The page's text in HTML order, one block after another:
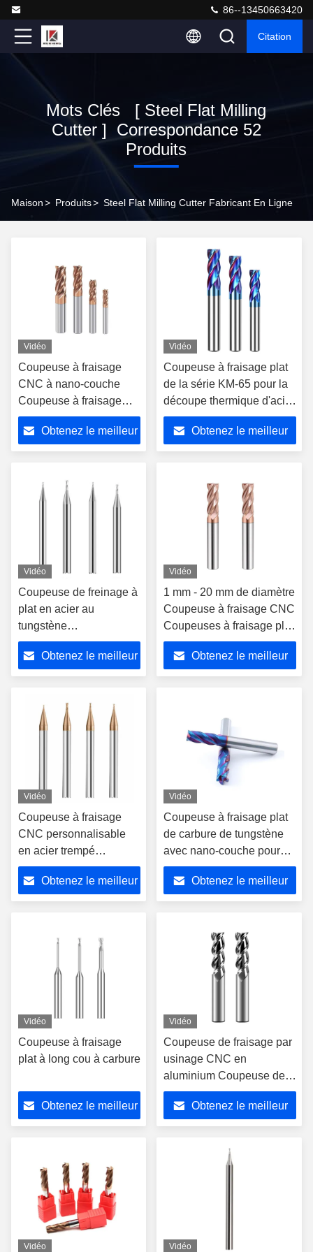
86--13450663420
Citation
Mots Clés [ Steel Flat Milling
Cutter ] Correspondance 52
Produits
Maison> Produits> Steel Flat Milling Cutter Fabricant En Ligne
Vidéo
Coupeuse à fraisage
CNC à nano-couche
Coupeuse à fraisage
plat en acier tungstène
pour alliage d'aluminium
Obtenez le meilleur
Vidéo
Coupeuse à fraisage plat
de la série KM-65 pour la
découpe thermique d'acier
avec nano-couche
Obtenez le meilleur
Vidéo
Coupeuse de freinage à
plat en acier au
tungstène
personnalisable de la
série N600 à micro
diamètre
Obtenez le meilleur
Vidéo
1 mm - 20 mm de diamètre
Coupeuse à fraisage CNC
Coupeuses à fraisage plat
au carbure de tungstène
Obtenez le meilleur
Vidéo
Coupeuse à fraisage
CNC personnalisable
en acier trempé
Coupeuse à fraisage à
carbureObtenez le meilleur
Vidéo
Coupeuse à fraisage plat
de carbure de tungstène
avec nano-couche pour
solutions de traitement de
l'acierObtenez le meilleur
Vidéo
Coupeuse à fraisage
plat à long cou à carbure
Obtenez le meilleur
Vidéo
Coupeuse de fraisage par
usinage CNC en
aluminium Coupeuse de
fraisage à plat de carbure
de tungstène
Obtenez le meilleur
Vidéo Vidéo